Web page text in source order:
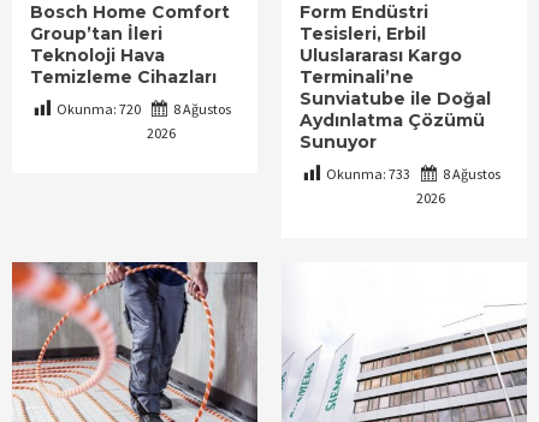
Bosch Home Comfort
Group’tan İleri
Teknoloji Hava
Temizleme Cihazları
Okunma: 720
8 Ağustos
2026
Form Endüstri
Tesisleri, Erbil
Uluslararası Kargo
Terminali’ne
Sunviatube ile Doğal
Aydınlatma Çözümü
Sunuyor
Okunma: 733
8 Ağustos
2026